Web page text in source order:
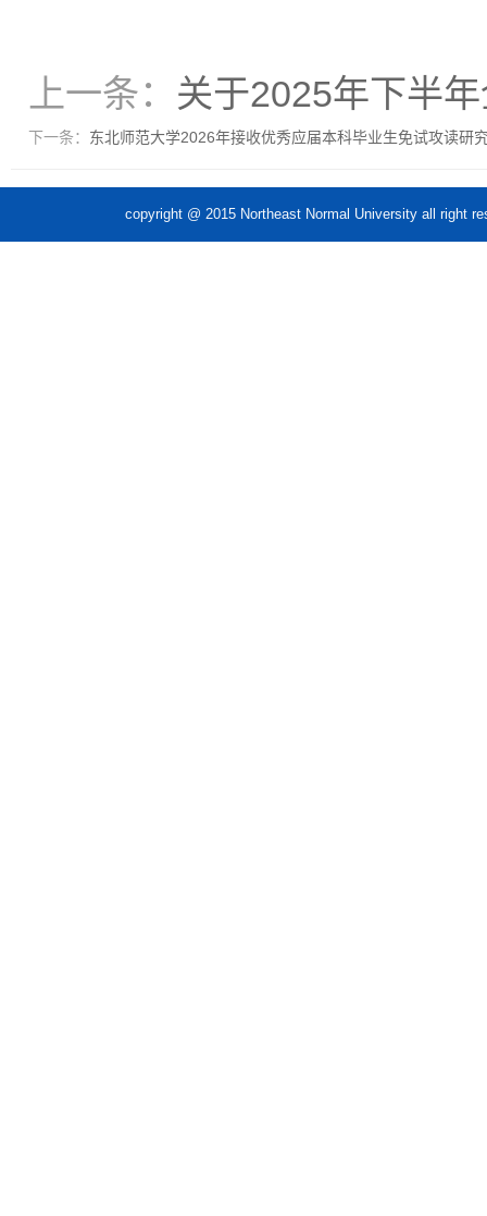
上一条： 关于2025年下半
下一条： 东北师范大学2026年接收优秀应届本科毕业生免试攻读研
copyright @ 2015 Northeast Normal University all